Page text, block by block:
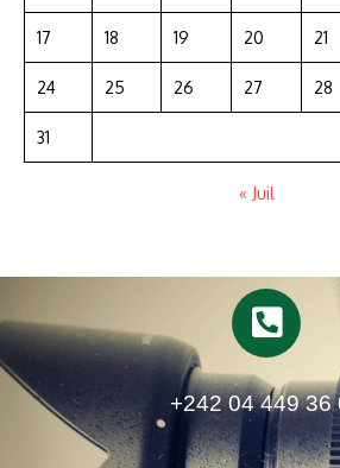
17 18 19 20 21
24 25 26 27 28
31
« Juil
+242 04 449 36